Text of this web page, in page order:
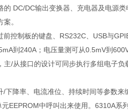
DC/DC输出变换器、充电器及电源类
。
控制板的键盘、 RS232C USB与
到 240A ；电压量测可从0.5mV到
主/从接口的设计可同步执行多组电子负
/下降率、电流准位、持续时间等参数来
元EEPROM中呼叫出来使用。 6310A系